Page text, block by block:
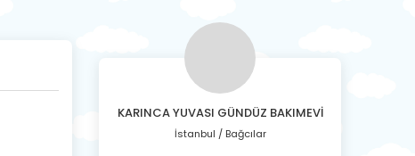
KARINCA YUVASI GÜNDÜZ BAKIMEVİ
İstanbul / Bağcılar